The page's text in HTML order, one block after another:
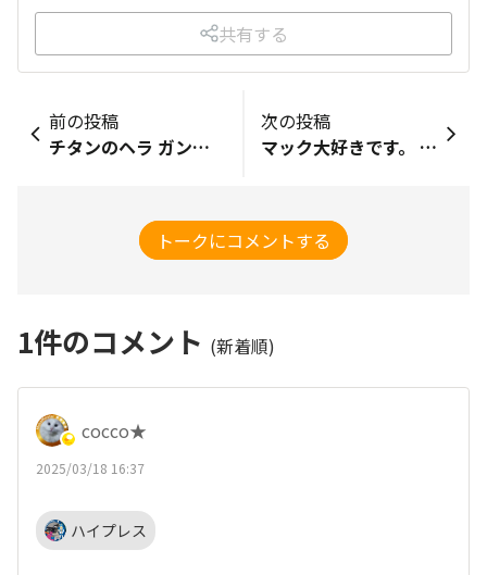
共有する
前の投稿
チタンのヘラ ガンガン使っています。 それまで使っていた、木のヘラより洗いやすいし気に入っています。 チタン製の食器が増えてきました。
次の投稿
マック大好きです。 なのでモバオクではみどりさんと同じく「マックカード」ゲット。 今日はお墓掃除の帰りにマックに寄って 新製品の「いちご大福パイ」でほっこり😋
トークにコメントする
1件のコメント (新着順)
cocco★
2025/03/18 16:37
ハイプレス